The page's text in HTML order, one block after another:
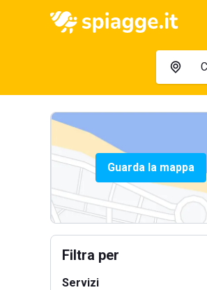
Guarda la mappa
Filtra per
Servizi